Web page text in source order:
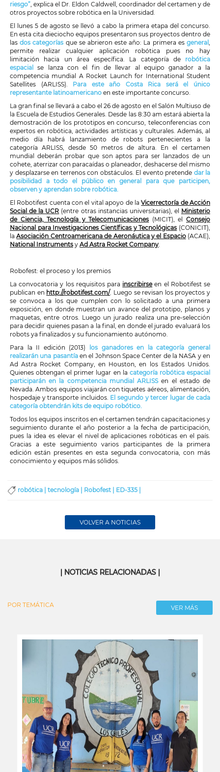
riesgo” , explica el Dr. Eldon Caldwell, coordinador del certamen y de
otros proyectos sobre robótica en la Universidad.
El lunes 5 de agosto se llevó a cabo la primera etapa del concurso.
En esta cita dieciocho equipos presentaron sus proyectos dentro de
lasdos categorías que se abrieron este año: La primera esgeneral
permite realizar cualquier aplicación robótica pues no hay
limitación hacia un área específica. La categoría derobótica
espacial se lanza con el fin de llevar al equipo ganador a la
competencia mundial A Rocket Launch for International Student
Satellites (ARLISS).
Para este año Costa Rica será el único
representante latinoamericano en este importante concurso.
La gran final se llevará a cabo el 26 de agosto en el Salón Multiuso de
la Escuela de Estudios Generales. Desde las 8:30 am estará abierta la
demostración de los prototipos en concurso, teleconferencias con
expertos en robótica, actividades artísticas y culturales. Además, al
medio día habrá lanzamiento de robots pertenecientes a la
categoría ARLISS, desde 50 metros de altura. En el certamen
mundial deberán probar que son aptos para ser lanzados de un
cohete, aterrizar con paracaídas o planeador, deshacerse del mismo
y desplazarse en terrenos con obstáculos. El evento pretende dar la
posibilidad a todo el público en general para que participen,
observen y aprendan sobre robótica.
El Robotifest cuenta con el vital apoyo de laVicerrectoría de Acción
Social de la UCR (entre otras instancias universitarias), el Ministerio
de Ciencia, Tecnología y Telecomunicaciones (MICIT), elConsejo
Nacional para Investigaciones Científicas y Tecnológicas (CONICIT),
laAsociación Centroamericana de Aeronáutica y el Espacio(ACAE),
National Instruments y Ad Astra Rocket Company
Robofest: el proceso y los premios
La convocatoria y los requisitos para inscribirseen el Robotifest se
publican en http://robotifest.com/. Luego se revisan los proyectos y
se convoca a los que cumplen con lo solicitado a una primera
exposición, en donde muestran un avance del prototipo, planos y
maquetas, entre otros. Luego un jurado realiza una pre-selección
para decidir quienes pasan a la final, en donde el jurado evaluará los
robots ya finalizados y su funcionamiento autónomo.
Para la II edición (2013) los ganadores en la categoría general
realizarán una pasantía en el Johnson Space Center de la NASA y en
Ad Astra Rocket Company, en Houston, en los Estados Unidos.
Quienes obtengan el primer lugar en la categoría robótica espacial
participarán en la competencia mundial ARLISSen el estado de
Nevada. Ambos equipos viajarán con tiquetes aéreos, alimentación,
hospedaje y transporte incluidos. El segundo y tercer lugar de cada
categoría obtendrán kits de equipo robótico.
Todos los equipos inscritos en el certamen tendrán capacitaciones y
seguimiento durante el año posterior a la fecha de participación,
pues la idea es elevar el nivel de aplicaciones robóticas en el país.
Gracias a este seguimiento varios participantes de la primera
edición están presentes en esta segunda convocatoria, con más
conocimiento y equipos más sólidos.
robótica | tecnología | Robofest | ED-335 |
VOLVER A NOTICIAS
| NOTICIAS RELACIONADAS |
POR TEMÁTICA VER MÁS